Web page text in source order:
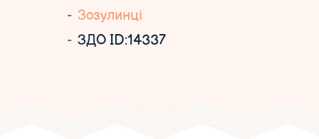
Зозулинці
ЗДО ID:14337